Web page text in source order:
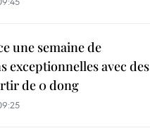
une semaine de
exceptionnelles avec des
de 0 dong